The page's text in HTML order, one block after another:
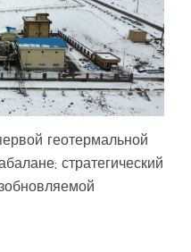
геотермальной
стратегический